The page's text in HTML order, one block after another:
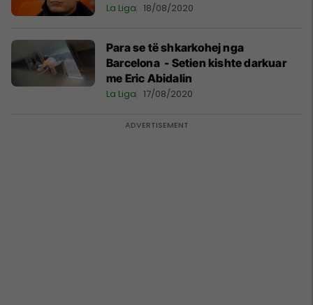
La Liga 18/08/2020
Para se të shkarkohej nga
Barcelona - Setien kishte darkuar
me Eric Abidalin
La Liga 17/08/2020